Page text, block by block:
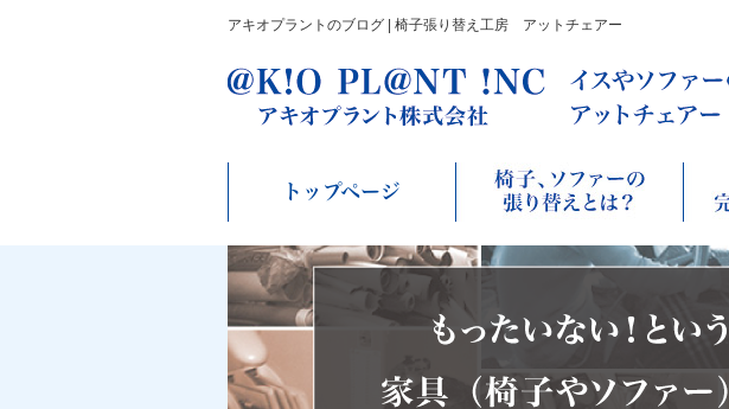
アキオプラントのブログ | 椅子張り替え工房 アットチェアー
トップページ